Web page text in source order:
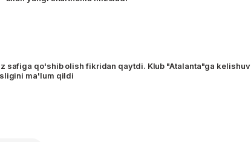
safiga qo'shib olish fikridan qaytdi. Klub "Atalanta"ga kelishuv
ma'lum qildi